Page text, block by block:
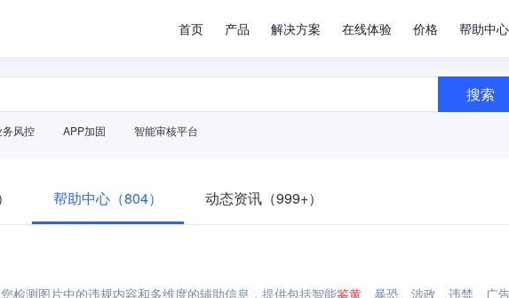
首页 产品 解决方案 在线体验 价格 帮助中心
搜索
务风控 APP加固 智能审核平台
帮助中心（804） 动态资讯（999+）
检测图片中的违规内容和多维度的辅助信息，提供包括智能鉴黄、暴恐、涉政、违禁、广